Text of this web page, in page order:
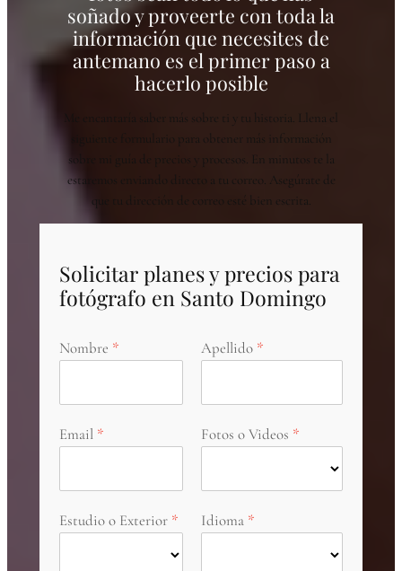
soñado y proveerte con toda la
información que necesites de
antemano es el primer paso a
hacerlo posible
Me encantaría saber más sobre ti y tu historia. Llena el
siguiente formulario para obtener más información
sobre mi guía de precios y procesos. En minutos te la
estaremos enviando directo a tu correo. Asegúrate de
que tu dirección de correo esté bien escrita.
Solicitar planes y precios para
fotógrafo en Santo Domingo
Nombre Apellido
Email Fotos o Videos
Estudio o Exterior Idioma